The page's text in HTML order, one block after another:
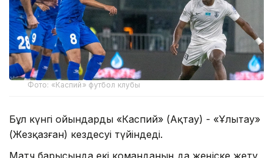
Фото: «Каспий» футбол клубы
Бұл күнгі ойындарды «Каспий» (Ақтау) - «Ұлытау»
(Жезқазған) кездесуі түйіндеді.
Матч барысында екі команданың да жеңіске жету